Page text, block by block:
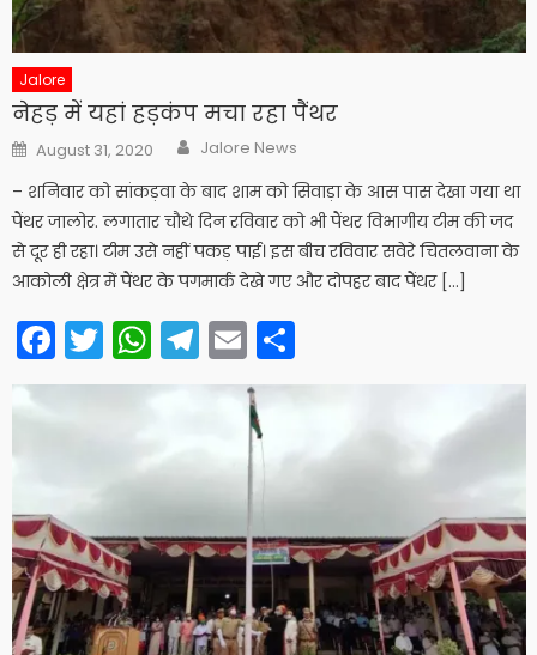
Jalore
नेहड़ में यहां हड़कंप मचा रहा पैंथर
Posted
on
August 31, 2020 Author
Jalore News
– शनिवार को सांकड़वा के बाद शाम को सिवाड़ा के आस पास देखा गया था
पैंथर जालोर. लगातार चौथे दिन रविवार को भी पैंथर विभागीय टीम की जद
से दूर ही रहा। टीम उसे नहीं पकड़ पाई। इस बीच रविवार सवेरे चितलवाना के
आकोली क्षेत्र में पैंथर के पगमार्क देखे गए और दोपहर बाद पैंथर […]
Facebook
Twitter
WhatsApp
Telegram
Email